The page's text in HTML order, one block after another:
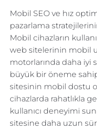
Mobil SEO ve hız
pazarlama
Mobil cihazların
web sitelerinin mobil
motorlarında daha iyi
büyük bir öneme
sitesinin mobil dostu
cihazlarda rahatlıkla
kullanıcı deneyimi
sitesine daha uzun